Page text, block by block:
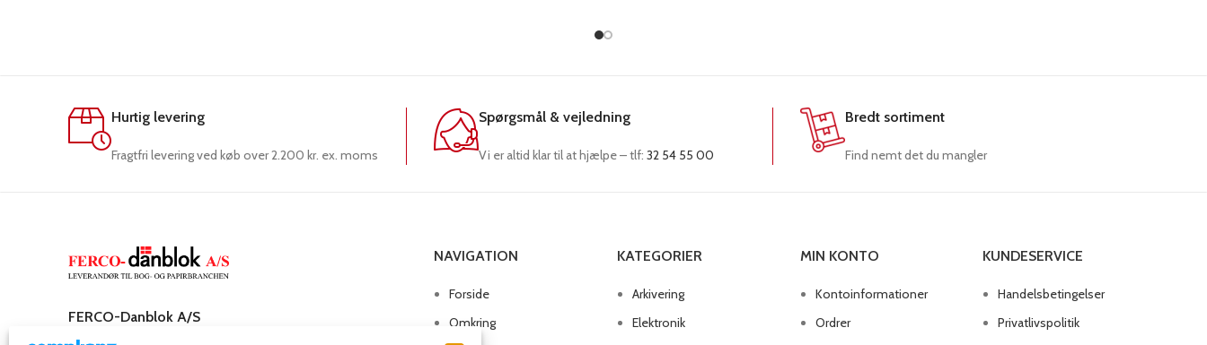
Hurtig levering
Fragtfri levering ved køb over 2.200 kr. ex. moms
Spørgsmål & vejledning
Vi er altid klar til at hjælpe – tlf:32 54 55 00
Bredt sortiment
Find nemt det du mangler
FERCO-Danblok A/S
Rosenkæret 31,
NAVIGATION
Forside
Omkring
KATEGORIER
Arkivering
Elektronik
MIN KONTO
Kontoinformationer
Ordrer
KUNDESERVICE
Handelsbetingelser
Privatlivspolitik